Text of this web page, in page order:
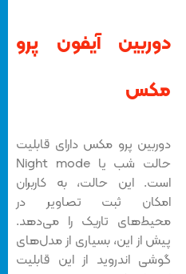
دوربین آیفون پرو
مکس
دوربین پرو مکس دارای قابلیت
حالت شب یا Night mode
است.این حالت، به کاربران
امکان ثبت تصاویر در
محیط‌های تاریک را می‌دهد.
پیش از این، بسیاری از مدل‌های
گوشی اندروید از این قابلیت